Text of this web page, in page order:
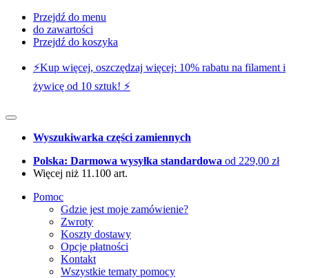
Przejdź do menu
do zawartości
Przejdź do koszyka
⚡️Kup więcej, oszczędzaj więcej: 10% rabatu na filament i
żywicę od 10 sztuk! ⚡️
Wyszukiwarka części zamiennych
Polska: Darmowa wysyłka standardowa od 229,00 zł
Więcej niż 11.100 art.
Pomoc
Gdzie jest moje zamówienie?
Zwroty
Koszty dostawy
Opcje płatności
Kontakt
Wszystkie tematy pomocy